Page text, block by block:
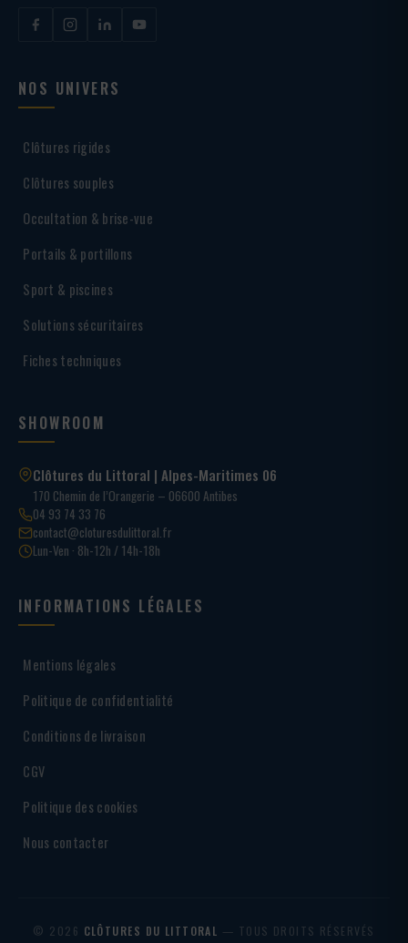
NOS UNIVERS
Clôtures rigides
Clôtures souples
Occultation & brise-vue
Portails & portillons
Sport & piscines
Solutions sécuritaires
Fiches techniques
SHOWROOM
Clôtures du Littoral | Alpes-Maritimes 06
170 Chemin de l’Orangerie – 06600 Antibes
04 93 74 33 76
contact@cloturesdulittoral.fr
Lun-Ven · 8h-12h / 14h-18h
INFORMATIONS LÉGALES
Mentions légales
Politique de confidentialité
Conditions de livraison
CGV
Politique des cookies
Nous contacter
© 2026 CLÔTURES DU LITTORAL — TOUS DROITS RÉSERVÉS